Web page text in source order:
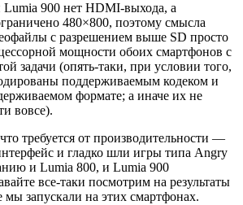
Lumia 900 нет HDMI-выхода, а
480×800, поэтому смысла
с разрешением выше SD просто
мощности обоих смартфонов с
задачи (опять-таки, при условии того,
поддерживаемым кодеком и
формате; а иначе их не
вовсе).
требуется от производительности —
и гладко шли игры типа Angry
и Lumia 800, и Lumia 900
все-таки посмотрим на результаты
мы запускали на этих смартфонах.